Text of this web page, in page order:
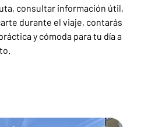
consultar información útil,
durante el viaje, contarás
y cómoda para tu día a